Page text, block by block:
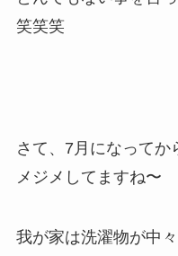
笑笑笑
さて、7月になって
メジメしてますね〜
我が家は洗濯物が中